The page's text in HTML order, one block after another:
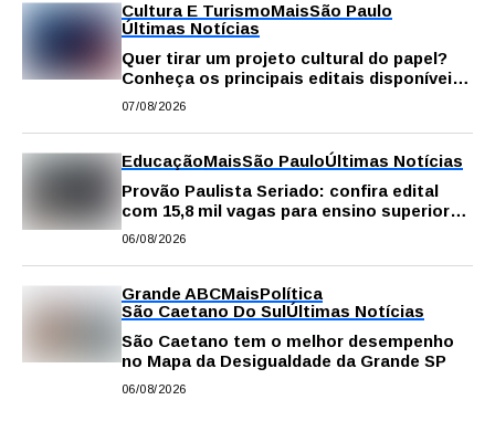
Cultura E TurismoMaisSão Paulo
Últimas Notícias
Quer tirar um projeto cultural do papel?
Conheça os principais editais disponíveis
em São Paulo
07/08/2026
EducaçãoMaisSão PauloÚltimas Notícias
Provão Paulista Seriado: confira edital
com 15,8 mil vagas para ensino superior
público
06/08/2026
Grande ABCMaisPolítica
São Caetano Do SulÚltimas Notícias
São Caetano tem o melhor desempenho
no Mapa da Desigualdade da Grande SP
06/08/2026